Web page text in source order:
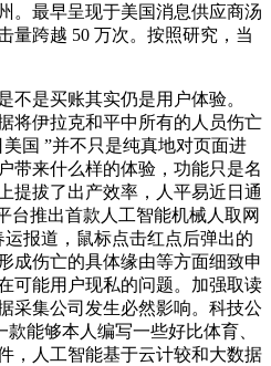
。最早呈现于美国消息供应商汤
量跨越 50 万次。按照研究，当
是买账其实仍是用户体验。
将伊拉克和平中所有的人员伤亡
国 ”并不只是纯真地对页面进
带来什么样的体验，功能只是名
提拔了出产效率，人平易近日通
台推出首款人工智能机械人取网
报道，鼠标点击红点后弹出的
成伤亡的具体缘由等方面细致申
可能用户现私的问题。加强取读
采集公司发生必然影响。科技公
款能够本人编写一些好比体育、
，人工智能基于云计较和大数据